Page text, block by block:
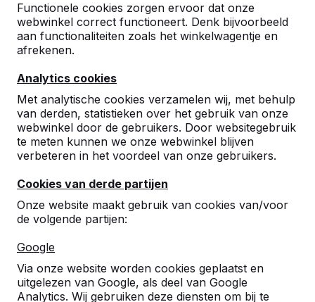
Functionele cookies zorgen ervoor dat onze
webwinkel correct functioneert. Denk bijvoorbeeld
aan functionaliteiten zoals het winkelwagentje en
afrekenen.
Analytics cookies
Met analytische cookies verzamelen wij, met behulp
van derden, statistieken over het gebruik van onze
webwinkel door de gebruikers. Door websitegebruik
te meten kunnen we onze webwinkel blijven
verbeteren in het voordeel van onze gebruikers.
Cookies van derde partijen
Onze website maakt gebruik van cookies van/voor
de volgende partijen:
Google
Via onze website worden cookies geplaatst en
uitgelezen van Google, als deel van Google
Analytics. Wij gebruiken deze diensten om bij te
Ik ben super tevreden met de nieuwe tafel
tennis. ik vind het heel fijn dat jullie goede
garantie geven.
Mark van Lieshout
20-08-2024
9
Diverse pingpongtafels hebben wij in de
Openbare ruimte staan.
duidelijk.
Daarnaast wordt de levering goed afgestemd
met onze uitvoerder. Die ook zeer te spreken